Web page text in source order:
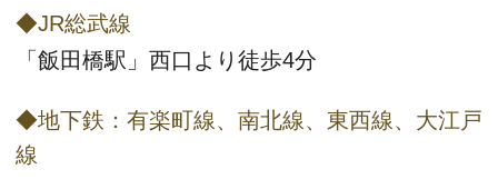
◆JR総武線
「飯田橋駅」西口より徒歩4分
◆地下鉄：有楽町線、南北線、東西線、大江戸
線